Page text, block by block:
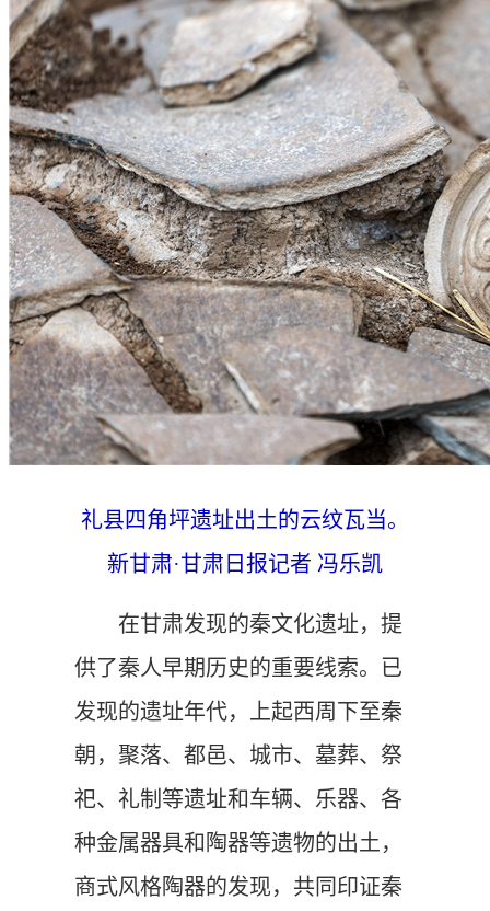
礼县四角坪遗址出土的云纹瓦当。
新甘肃·甘肃日报记者 冯乐凯
在甘肃发现的秦文化遗址，提
供了秦人早期历史的重要线索。
已
发现的遗址年代，上起西周下至秦
朝，聚落、都邑、城市、墓葬、祭
祀、礼制等遗址和车辆、乐器、各
种金属器具和陶器等遗物的出土，
商式风格陶器的发现，共同印证秦